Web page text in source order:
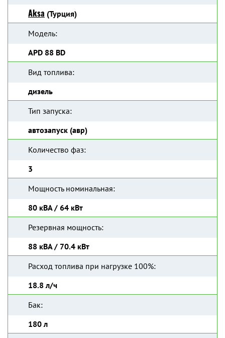
Aksa (Турция)
Модель:
APD 88 BD
Вид топлива:
дизель
Тип запуска:
автозапуск (авр)
Количество фаз:
3
Мощность номинальная:
80 кВА / 64 кВт
Резервная мощность:
88 кВА / 70.4 кВт
Расход топлива при нагрузке 100%:
18.8 л/ч
Бак:
180 л